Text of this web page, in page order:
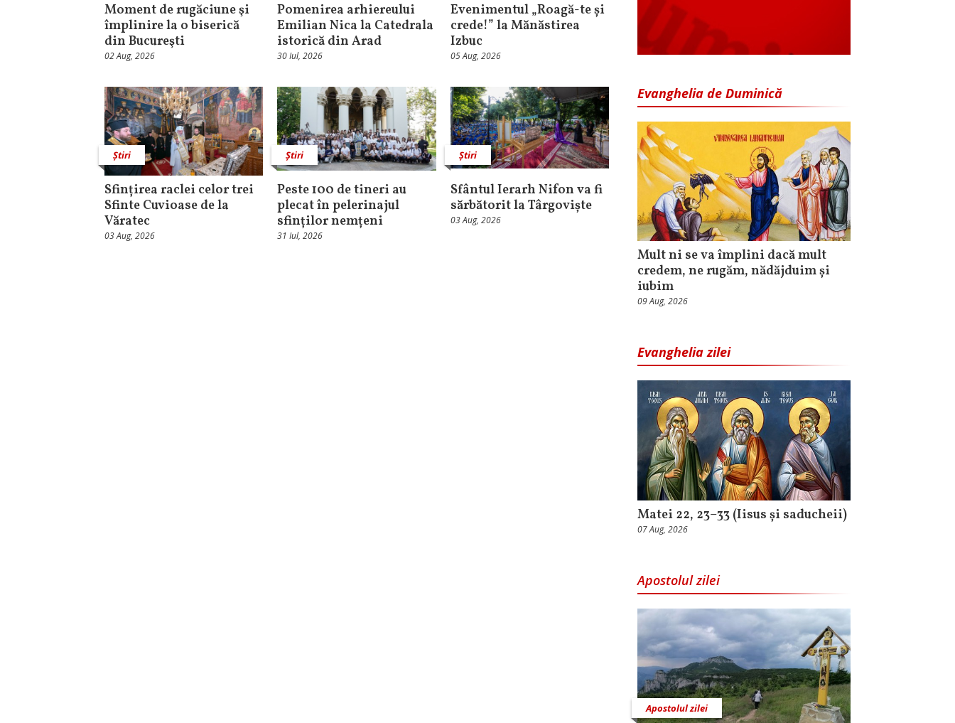
Moment de rugăciune şi
împlinire la o biserică
din Bucureşti
02 Aug, 2026
Pomenirea arhiereului
Emilian Nica la Catedrala
istorică din Arad
30 Iul, 2026
Evenimentul „Roagă-te și
crede!” la Mănăstirea
Izbuc
05 Aug, 2026
Știri
Sfințirea raclei celor trei
Sfinte Cuvioase de la
Văratec
03 Aug, 2026
Știri
Peste 100 de tineri au
plecat în pelerinajul
sfinților nemțeni
31 Iul, 2026
Știri
Sfântul Ierarh Nifon va fi
sărbătorit la Târgoviște
03 Aug, 2026
Evanghelia de Duminică
Mult ni se va împlini dacă mult
credem, ne rugăm, nădăjduim și
iubim
09 Aug, 2026
Evanghelia zilei
Matei 22, 23–33 (Iisus și saducheii)
07 Aug, 2026
Apostolul zilei
Apostolul zilei